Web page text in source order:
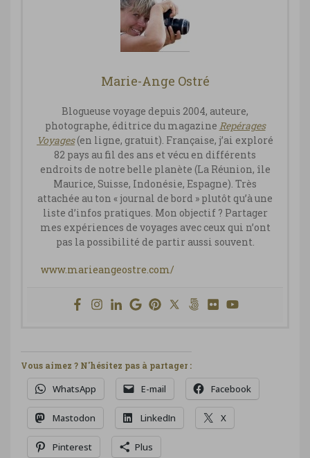
Marie-Ange Ostré
Blogueuse voyage depuis 2004, auteure,
photographe, éditrice du magazine Repérages
Voyages(en ligne, gratuit). Française, j’ai exploré
82 pays au fil des ans et vécu en différents
endroits de notre belle planète (La Réunion, île
Maurice, Suisse, Indonésie, Espagne). Très
attachée au ton « journal de bord » plutôt qu’à une
liste d’infos pratiques. Mon objectif ? Partager
mes expériences de voyages avec ceux qui n’ont
pas la possibilité de partir aussi souvent.
www.marieangeostre.com/
Vous aimez ? N'hésitez pas à partager :
WhatsApp E-mail Facebook
Mastodon LinkedIn X
Pinterest Plus